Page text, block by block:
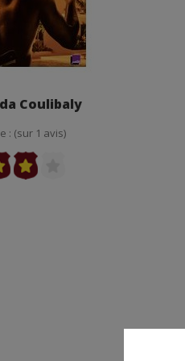
Coulibaly
: (sur 1 avis)